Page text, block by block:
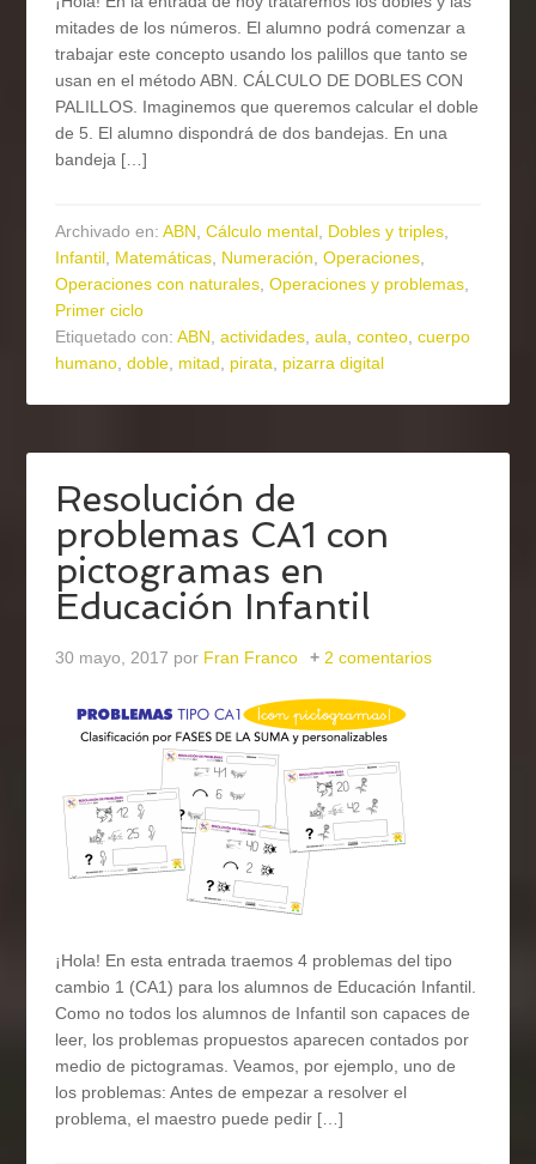
mitades de los números. El alumno podrá comenzar a
trabajar este concepto usando los palillos que tanto se
usan en el método ABN. CÁLCULO DE DOBLES CON
PALILLOS. Imaginemos que queremos calcular el doble
de 5. El alumno dispondrá de dos bandejas. En una
bandeja […]
Archivado en:ABN,Cálculo mental, Dobles y triples,
Infantil, Matemáticas, Numeración,Operaciones,
Operaciones con naturales,Operaciones y problemas,
Primer ciclo
Etiquetado con:ABN,actividades,aula,conteo,cuerpo
humano,doble, mitad, pirata, pizarra digital
Resolución de
problemas CA1 con
pictogramas en
Educación Infantil
30 mayo, 2017 por Fran Franco 2 comentarios
¡Hola! En esta entrada traemos 4 problemas del tipo
cambio 1 (CA1) para los alumnos de Educación Infantil.
Como no todos los alumnos de Infantil son capaces de
leer, los problemas propuestos aparecen contados por
medio de pictogramas. Veamos, por ejemplo, uno de
los problemas: Antes de empezar a resolver el
problema, el maestro puede pedir […]